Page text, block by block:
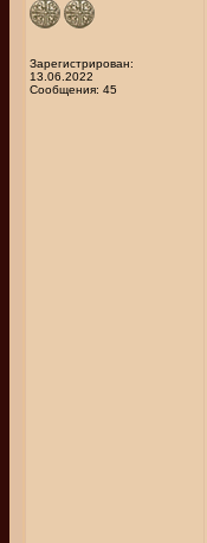
Зарегистрирован:
13.06.2022
Сообщения: 45